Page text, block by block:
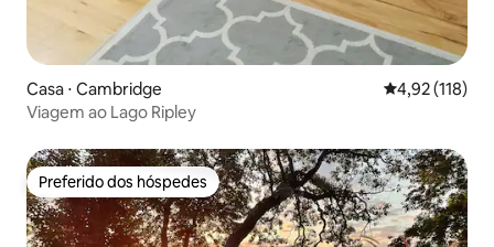
Casa ⋅ Cambridge 4,92 de uma
4,92 (118)
Viagem ao Lago Ripley
Preferido dos hóspedes
Preferido dos hóspedes